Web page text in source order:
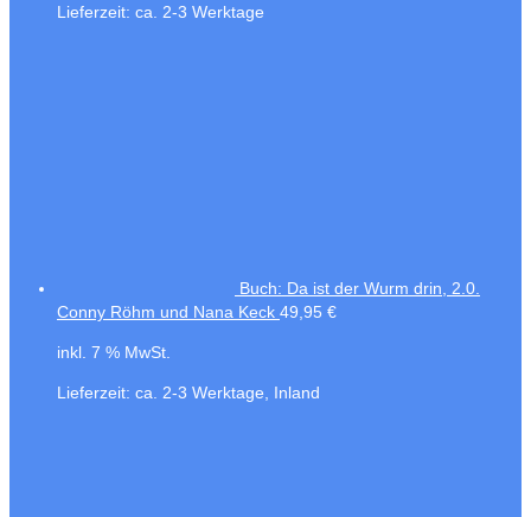
Lieferzeit: ca. 2-3 Werktage
Buch: Da ist der Wurm drin, 2.0.
Conny Röhm und Nana Keck 49,95 €
inkl. 7 % MwSt.
Lieferzeit: ca. 2-3 Werktage, Inland